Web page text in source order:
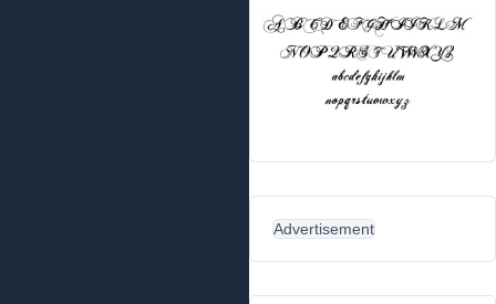
Advertisement